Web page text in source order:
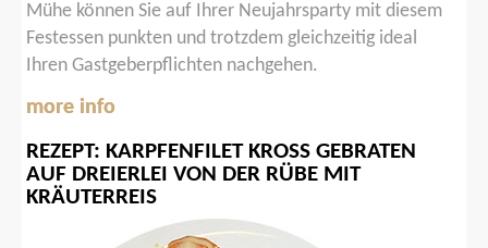
Mühe können Sie auf Ihrer Neujahrsparty mit diesem
Festessen punkten und trotzdem gleichzeitig ideal
Ihren Gastgeberpflichten nachgehen.
more info
REZEPT: KARPFENFILET KROSS GEBRATEN
AUF DREIERLEI VON DER RÜBE MIT
KRÄUTERREIS